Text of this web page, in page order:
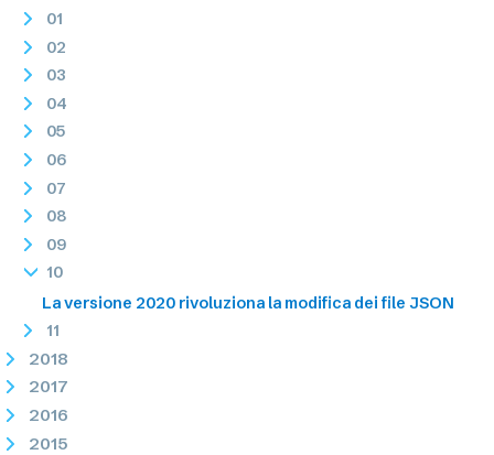
01
02
03
04
05
06
07
08
09
10
La versione 2020 rivoluziona la modifica dei file JSON
11
2018
2017
2016
2015